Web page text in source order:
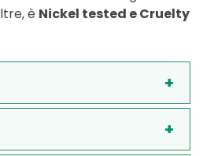
è Nickel tested e Cruelty